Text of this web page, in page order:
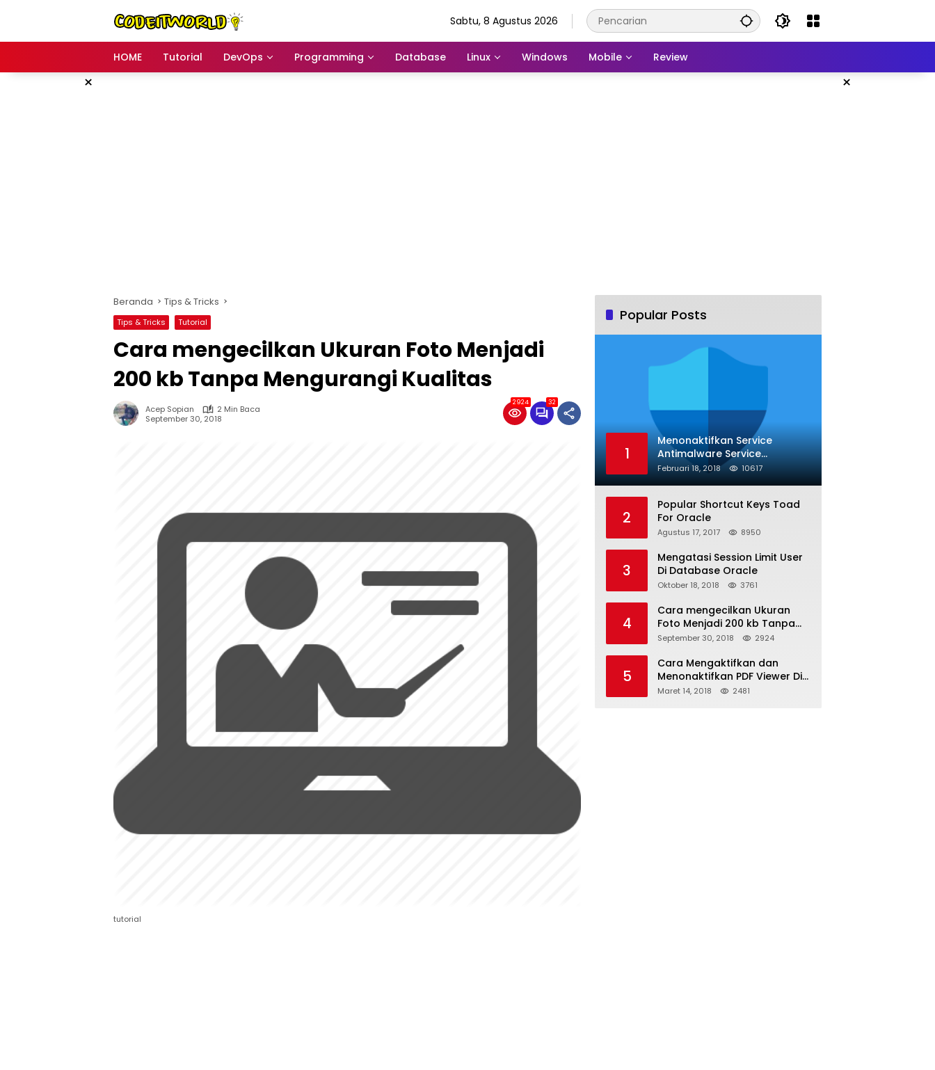
Sabtu, 8 Agustus 2026
HOME Tutorial DevOps Programming Database Linux Windows Mobile Review
× ×
Beranda Tips & Tricks
Tips & Tricks Tutorial
Cara mengecilkan Ukuran Foto Menjadi
200 kb Tanpa Mengurangi Kualitas
Acep Sopian
2 Min Baca
September 30, 2018
2924 32
tutorial
Popular Posts
1
Menonaktifkan Service
Antimalware Service
Executable
Februari 18, 2018 10617
2
Popular Shortcut Keys Toad
For Oracle
Agustus 17, 2017 8950
3
Mengatasi Session Limit User
Di Database Oracle
Oktober 18, 2018 3761
4
Cara mengecilkan Ukuran
Foto Menjadi 200 kb Tanpa
Mengurangi Kualitas
September 30, 2018 2924
5
Cara Mengaktifkan dan
Menonaktifkan PDF Viewer Di
Browser Mozilla Firefox Dan
Maret 14, 2018 2481